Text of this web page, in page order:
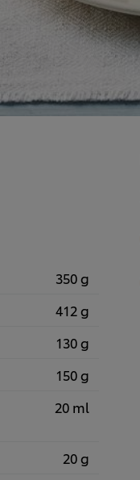
350 g
412 g
130 g
150 g
20 ml
20 g